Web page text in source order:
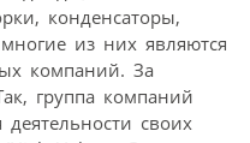
конденсаторы,
из них являются
компаний. За
группа компаний
своих